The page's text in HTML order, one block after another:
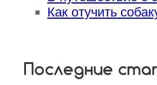
Как отучить
Последние